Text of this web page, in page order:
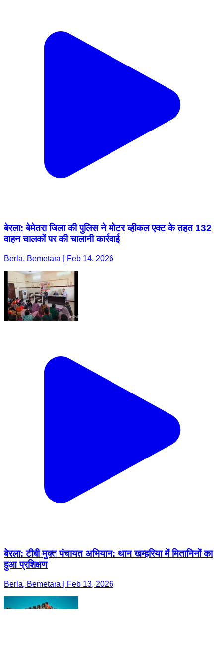
बेरला: बेमेतरा जिला की पुलिस ने मोटर व्हीकल एक्ट के तहत 132
वाहन चालकों पर की चालानी कार्रवाई
Berla, Bemetara | Feb 14, 2026
बेरला: टीबी मुक्त पंचायत अभियान: थान खम्हरिया में मितानिनों का
हुआ प्रशिक्षण
Berla, Bemetara | Feb 13, 2026